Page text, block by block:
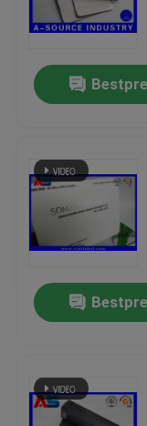
Über uns
Fabrik-Ausflug
Treten Sie mit
Fordern Sie ein
Aufkleber der
Kleine